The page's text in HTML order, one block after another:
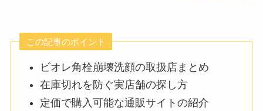
この記事のポイント
ビオレ角栓崩壊洗顔の取扱店まとめ
在庫切れを防ぐ実店舗の探し方
定価で購入可能な通販サイトの紹介